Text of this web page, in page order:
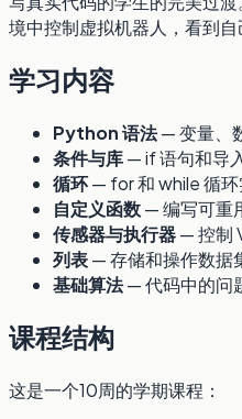
境中控制虚拟机器人，看到
学习内容
Python 语法— 变量、
条件与库— if 语句和导
循环— for 和 while 循环
自定义函数— 编写可重
传感器与执行器— 控制
列表— 存储和操作数据
基础算法— 代码中的问
课程结构
这是一个10周的学期课程：